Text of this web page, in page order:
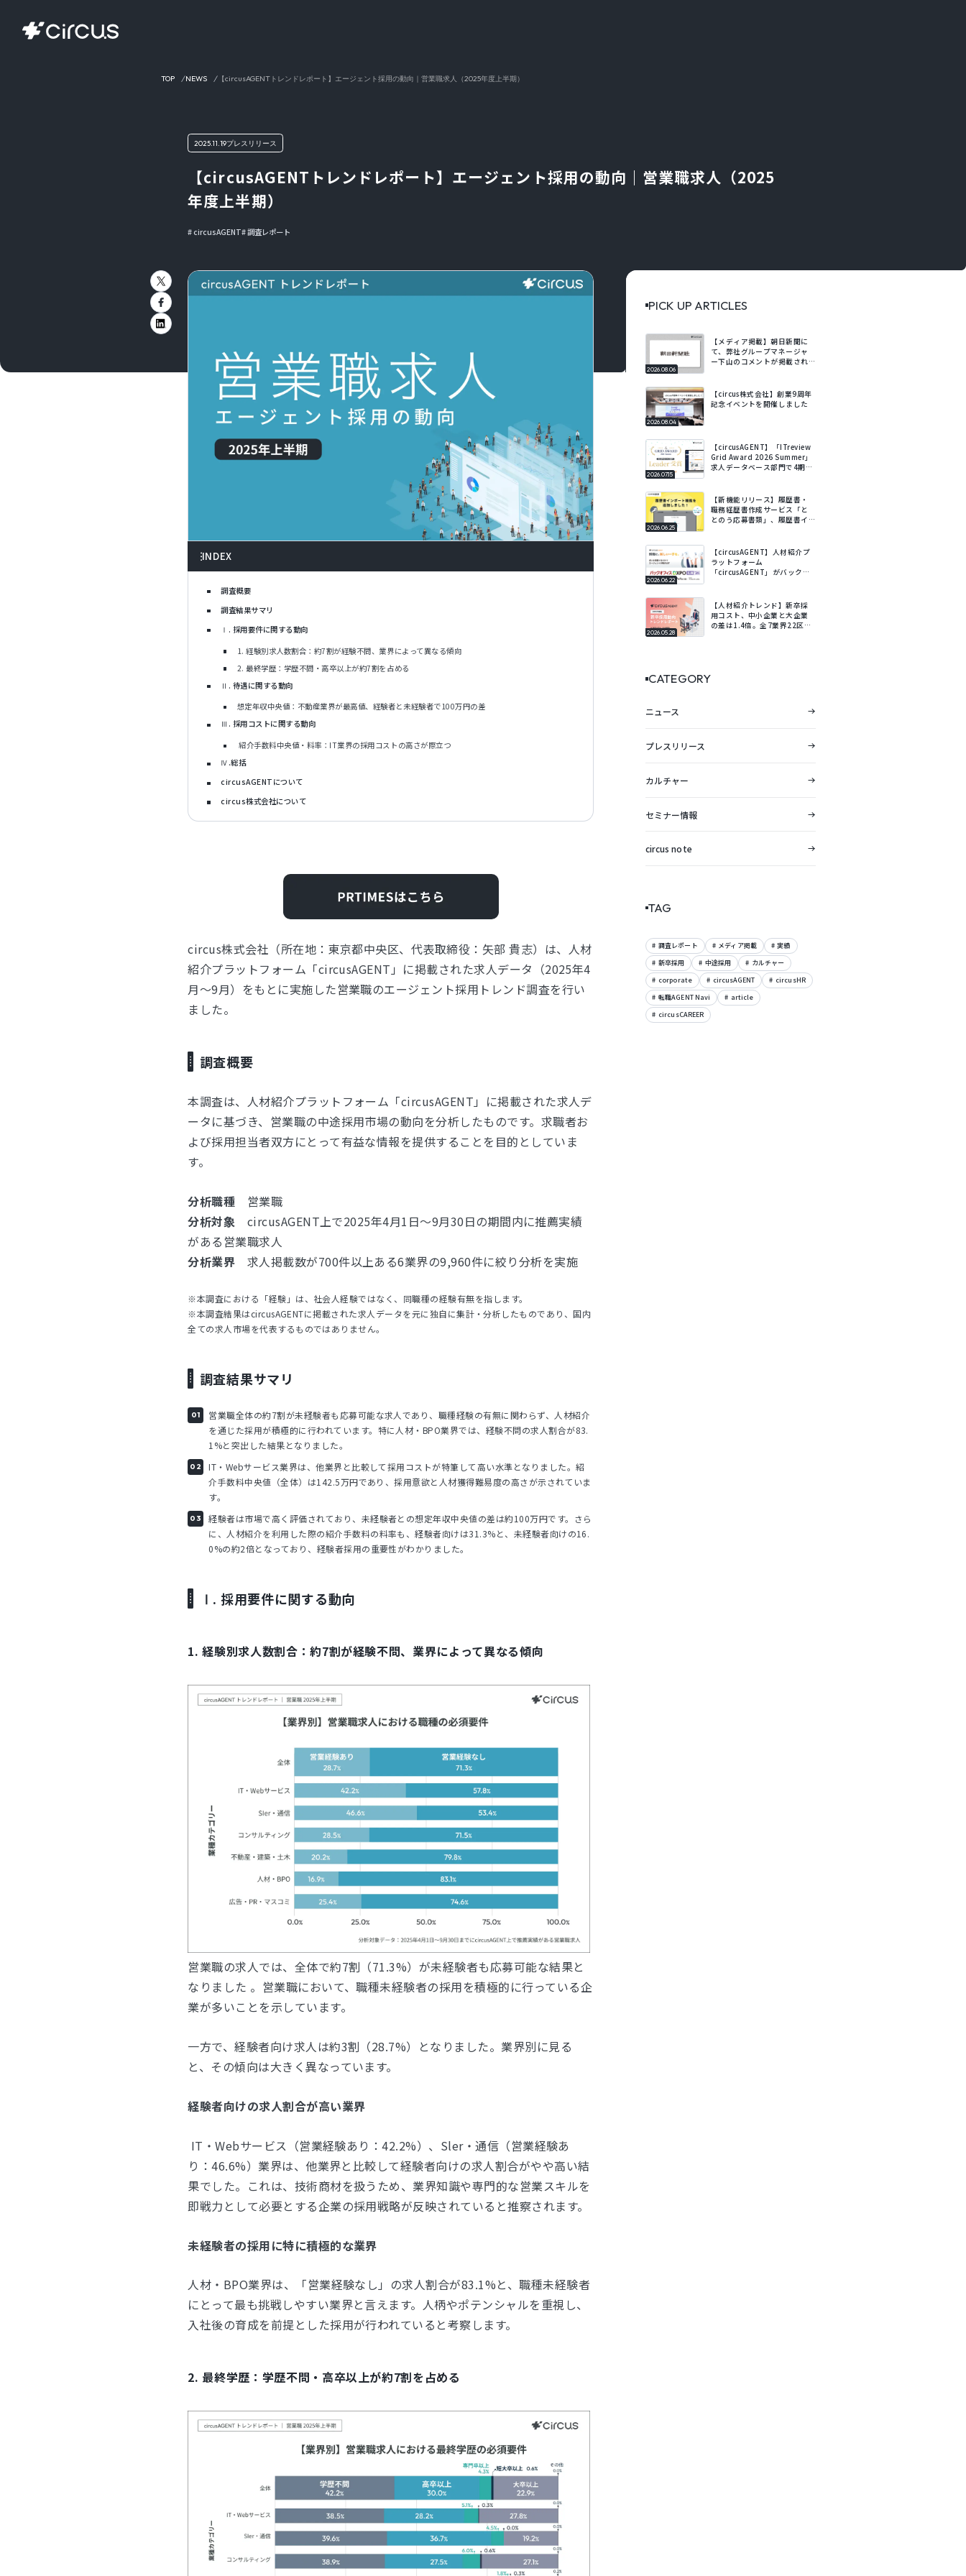
TOP NEWS 【circusAGENTトレンドレポート】エージェント採用の動向｜営業職求人（2025年度上半期）
2025.11.19プレスリリース
【circusAGENTトレンドレポート】エージェント採用の動向｜営業職求人（2025
年度上半期）
circusAGENT 調査レポート
INDEX
調査概要
調査結果サマリ
Ⅰ. 採用要件に関する動向
1. 経験別求人数割合：約7割が経験不問、業界によって異なる傾向
2. 最終学歴：学歴不問・高卒以上が約7割を占める
Ⅱ. 待遇に関する動向
想定年収中央値：不動産業界が最高値、経験者と未経験者で100万円の差
Ⅲ. 採用コストに関する動向
紹介手数料中央値・料率：IT業界の採用コストの高さが際立つ
Ⅳ.総括
circusAGENTについて
circus株式会社について
circus株式会社（所在地：東京都中央区、代表取締役：⽮部 貴志）は、⼈材
紹介プラットフォーム「circusAGENT」に掲載された求⼈データ（2025年4
⽉〜9⽉）をもとに実施した営業職のエージェント採⽤トレンド調査を行い
ました。
調査概要
本調査は、人材紹介プラットフォーム「circusAGENT」に掲載された求人デ
ータに基づき、営業職の中途採用市場の動向を分析したものです。求職者お
よび採用担当者双方にとって有益な情報を提供することを目的としていま
す。
分析職種 営業職
分析対象 circusAGENT上で2025年4月1日～9月30日の期間内に推薦実績
がある営業職求人
分析業界 求人掲載数が700件以上ある6業界の9,960件に絞り分析を実施
※本調査における「経験」は、社会人経験ではなく、同職種の経験有無を指します。
※本調査結果はcircusAGENTに掲載された求人データを元に独自に集計・分析したものであり、国内
全ての求人市場を代表するものではありません。
調査結果サマリ
営業職全体の約7割が未経験者も応募可能な求人であり、職種経験の有無に関わらず、人材紹介
を通じた採用が積極的に行われています。特に人材・BPO業界では、経験不問の求人割合が83.
1%と突出した結果となりました。
IT・Webサービス業界は、他業界と比較して採用コストが特筆して高い水準となりました。紹
介手数料中央値（全体）は142.5万円であり、採用意欲と人材獲得難易度の高さが示されていま
す。
経験者は市場で高く評価されており、未経験者との想定年収中央値の差は約100万円です。さら
に、人材紹介を利用した際の紹介手数料の料率も、経験者向けは31.3%と、未経験者向けの16.
0%の約2倍となっており、経験者採用の重要性がわかりました。
Ⅰ. 採用要件に関する動向
1. 経験別求人数割合：約7割が経験不問、業界によって異なる傾向
営業職の求人では、全体で約7割（71.3%）が未経験者も応募可能な結果と
なりました 。営業職において、職種未経験者の採用を積極的に行っている企
業が多いことを示しています。
一方で、経験者向け求人は約3割（28.7%）となりました。業界別に見る
と、その傾向は大きく異なっています。
経験者向けの求人割合が高い業界
IT・Webサービス（営業経験あり：42.2%）、Sler・通信（営業経験あ
り：46.6%）業界は、他業界と比較して経験者向けの求人割合がやや高い結
果でした。これは、技術商材を扱うため、業界知識や専門的な営業スキルを
即戦力として必要とする企業の採用戦略が反映されていると推察されます。
未経験者の採用に特に積極的な業界
人材・BPO業界は、「営業経験なし」の求人割合が83.1%と、職種未経験者
にとって最も挑戦しやすい業界と言えます。人柄やポテンシャルを重視し、
入社後の育成を前提とした採用が行われていると考察します。
2. 最終学歴：学歴不問・高卒以上が約7割を占める
PICK UP ARTICLES
2026.08.06
【メディア掲載】朝日新聞に
て、弊社グループマネージャ
ー下山のコメントが掲載され
2026.08.04
【circus株式会社】創業9周年
記念イベントを開催しました
2026.07.15
【circusAGENT】「ITreview
Grid Award 2026 Summer」
求人データベース部門で4期連
2026.06.25
【新機能リリース】履歴書・
職務経歴書作成サービス「と
とのう応募書類」、履歴書イ
けでフォームに自動で入力。
2026.06.22
【circusAGENT】人材紹介プ
ラットフォーム
「circusAGENT」がバックオ
援。
2026.05.28
【人材紹介トレンド】新卒採
用コスト、中小企業と大企業
の差は1.4倍。全7業界22区
CATEGORY
ニュース
プレスリリース
カルチャー
セミナー情報
circus note
TAG
調査レポート メディア掲載
実績
新卒採用
中途採用
カルチャー
corporate
circusAGENT
circusHR
転職AGENT Navi
article
circusCAREER